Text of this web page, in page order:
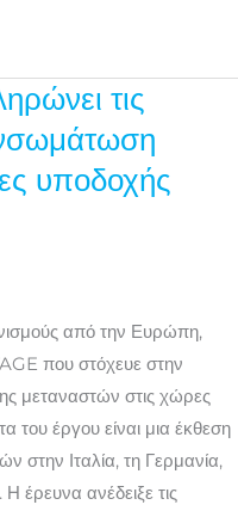
τις
υποδοχής
από την Ευρώπη,
που στόχευε στην
μεταναστών στις χώρες
έργου είναι μια έκθεση
στην Ιταλία, τη Γερμανία,
έρευνα ανέδειξε τις